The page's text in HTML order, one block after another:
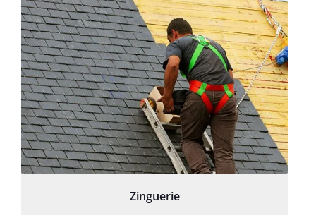
Zinguerie